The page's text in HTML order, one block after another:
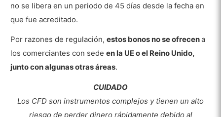
no se libera en un periodo de 45 días desde la fecha en
que fue acreditado.
Por razones de regulación,estos bonos no se ofrecena
los comerciantes con sedeen la UE o el Reino Unido,
junto con algunas otras áreas.
CUIDADO
Los CFD son instrumentos complejos y tienen un alto
riesgo de perder dinero rápidamente debido al